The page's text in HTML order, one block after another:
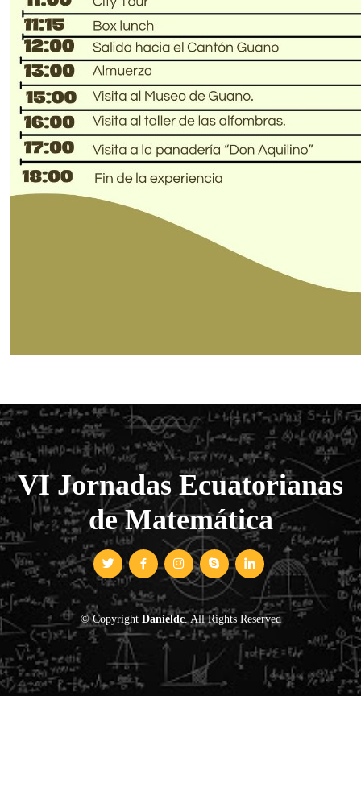
VI Jornadas Ecuatorianas
de Matemática
© Copyright Danieldc. All Rights Reserved